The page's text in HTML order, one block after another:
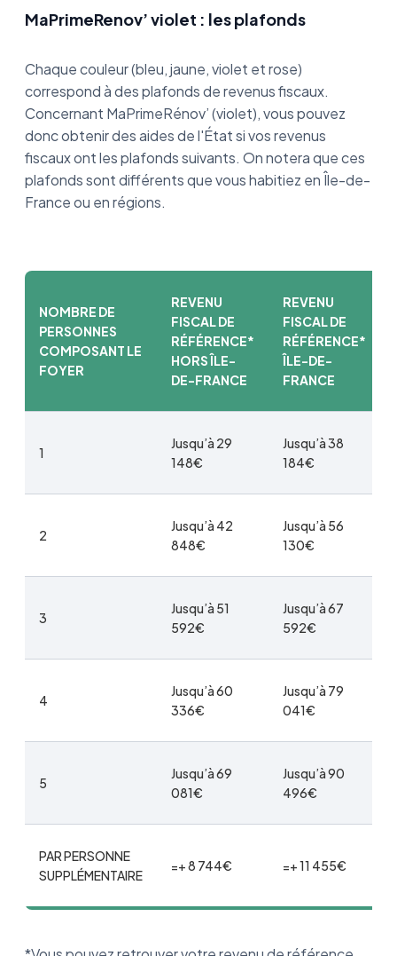
MaPrimeRenov’ violet : les plafonds
Chaque couleur (bleu, jaune, violet et rose)
correspond à des plafonds de revenus fiscaux.
Concernant MaPrimeRénov’ (violet), vous pouvez
donc obtenir des aides de l'État si vos revenus
fiscaux ont les plafonds suivants. On notera que ces
plafonds sont différents que vous habitiez en Île-de-
France ou en régions.
NOMBRE DE
PERSONNES
COMPOSANT LE
FOYER
REVENU
FISCAL DE
RÉFÉRENCE*
HORS ÎLE-
DE-FRANCE
REVENU
FISCAL DE
RÉFÉRENCE*
ÎLE-DE-
FRANCE
1
Jusqu’à 29
148€
Jusqu’à 38
184€
2
Jusqu’à 42
848€
Jusqu’à 56
130€
3
Jusqu’à 51
592€
Jusqu’à 67
592€
4
Jusqu’à 60
336€
Jusqu’à 79
041€
5
Jusqu’à 69
081€
Jusqu’à 90
496€
PAR PERSONNE
SUPPLÉMENTAIRE
=+ 8 744€ =+ 11 455€